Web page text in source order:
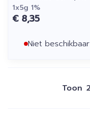
1x5g 1%
€ 8,35
Niet beschikbaar
Toon